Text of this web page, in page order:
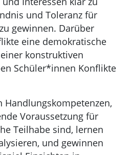
und Toleranz für
gewinnen. Darüber
eine demokratische
konstruktiven
Schüler*innen Konflikte
Handlungskompetenzen,
Voraussetzung für
Teilhabe sind, lernen
und gewinnen